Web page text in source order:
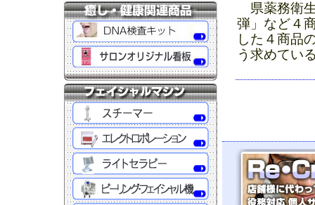
県薬務衛
弾」など４
した４商品
う求めてい